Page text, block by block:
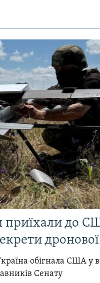
приїхали до
обігнала США у
Сенату